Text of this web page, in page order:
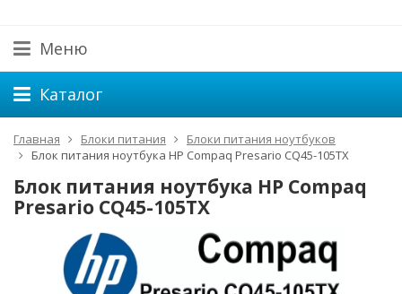
Меню
Каталог
Главная Блоки питания
Блоки питания ноутбуков
Блок питания ноутбука HP Compaq Presario CQ45-105TX
Блок питания ноутбука HP Compaq
Presario CQ45-105TX